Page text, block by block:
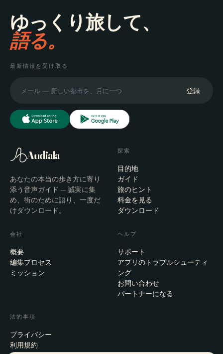
ゆっくり旅して、
語る。
最新情報を受け取る
登録
Audiala
あなたの本当の歩き方に寄り
添う音声ガイド — 誠実に集
め、街のために語り、一度だ
けダウンロード。
探索
目的地
ガイド
旅のヒント
料金を見る
ダウンロード
会社
概要
編集プロセス
ミッション
ヘルプ
サポート
アプリのトラブルシューティ
ング
お問い合わせ
パートナーになる
法的事項
プライバシー
利用規約